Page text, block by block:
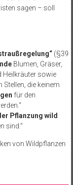
sagen – soll
(§39
Blumen, Gräser,
Heilkräuter sowie
Stellen, die keinem
für den
Pflanzung wild
sind.“
von Wildpflanzen